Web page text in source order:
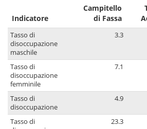
Indicatore
Campitello
di Fassa
Tasso di
disoccupazione
maschile
3.3
Tasso di
disoccupazione
femminile
7.1
Tasso di
disoccupazione
4.9
Tasso di
23.3